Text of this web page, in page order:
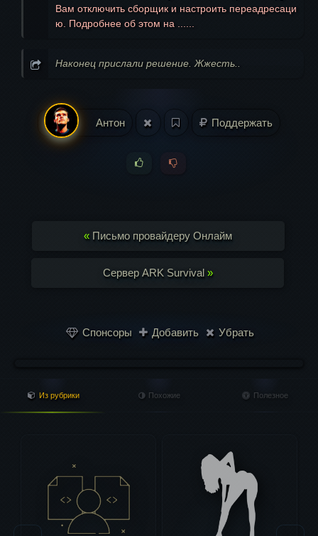
Вам отключить сборщик и настроить переадресаци
ю. Подробнее об этом на ......
Наконец прислали решение. Жжесть..
Антон Поддержать
« Письмо провайдеру Онлайм
Сервер ARK Survival »
Спонсоры Добавить Убрать
Из рубрики Похожие Полезное